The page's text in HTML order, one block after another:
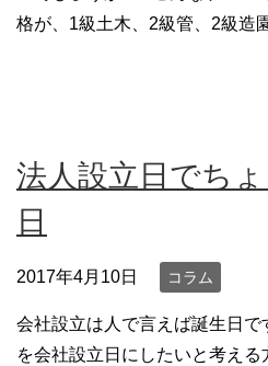
格が、1級土木、2級管、2級造
法人設立日でち
日
2017年4月10日 コラム
会社設立は人で言えば誕生日で
を会社設立日にしたいと考